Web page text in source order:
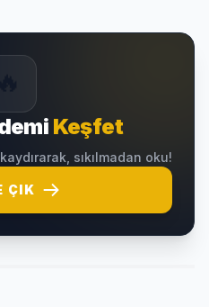
Keşfet
sıkılmadan oku!
ÇIK